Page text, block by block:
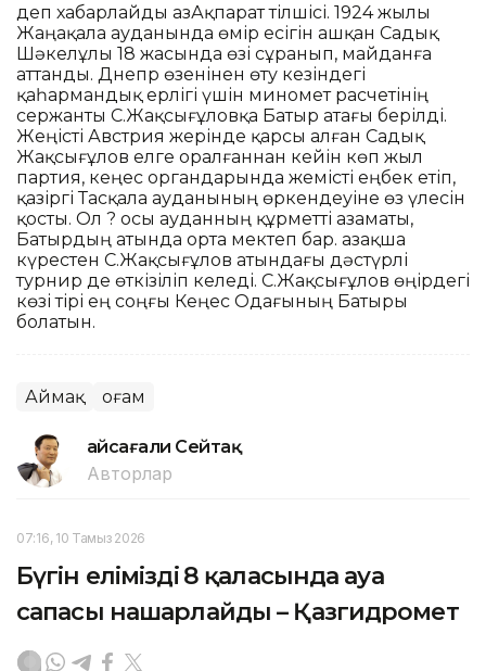
деп хабарлайды ҚазАқпарат тілшісі. 1924 жылы
Жаңақала ауданында өмір есігін ашқан Садық
Шәкелұлы 18 жасында өзі сұранып, майданға
аттанды. Днепр өзенінен өту кезіндегі
қаһармандық ерлігі үшін миномет расчетінің
сержанты С.Жақсығұловқа Батыр атағы берілді.
Жеңісті Австрия жерінде қарсы алған Садық
Жақсығұлов елге оралғаннан кейін көп жыл
партия, кеңес органдарында жемісті еңбек етіп,
қазіргі Тасқала ауданының өркендеуіне өз үлесін
қосты. Ол ? осы ауданның құрметті азаматы,
Батырдың атында орта мектеп бар. Қазақша
күрестен С.Жақсығұлов атындағы дәстүрлі
турнир де өткізіліп келеді. С.Жақсығұлов өңірдегі
көзі тірі ең соңғы Кеңес Одағының Батыры
болатын.
Аймақ Қоғам
Ғайсағали Сейтақ
Авторлар
07:16, 10 Тамыз 2026
Бүгін еліміздің 8 қаласында ауа
сапасы нашарлайды – Қазгидромет